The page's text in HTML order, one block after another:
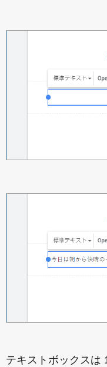
テキストボックスは